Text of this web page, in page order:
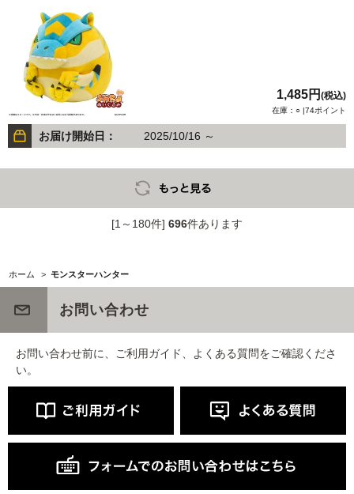
1,485円 (税込)
在庫：○ |74ポイント
お届け開始日： 2025/10/16 ～
[1～180件] 696件あります
ホーム > モンスターハンター
お問い合わせ
お問い合わせ前に、ご利用ガイド、よくある質問をご確認くださ
い。